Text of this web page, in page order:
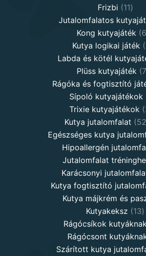
Frizbi 1111
Jutalomfalatos
Kong kutyajáték
Kutya logikai játék
Labda és kötél
Plüss kutyajáték
Rágóka és fogtisztító
Sípoló kutyajátékok
Trixie kutyajátékok
Kutya jutalomfalat
Egészséges kutya
Hipoallergén
Jutalomfalat
Karácsonyi
Kutya fogtisztító
Kutya májkrém és
Kutyakeksz 1313
Rágócsíkok kutyáknak
Rágócsont
Szárított kutya